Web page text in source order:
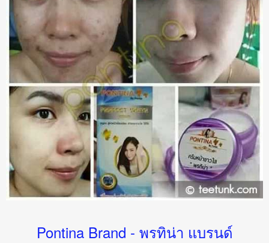
Pontina Brand - พรทิน่า แบรนด์